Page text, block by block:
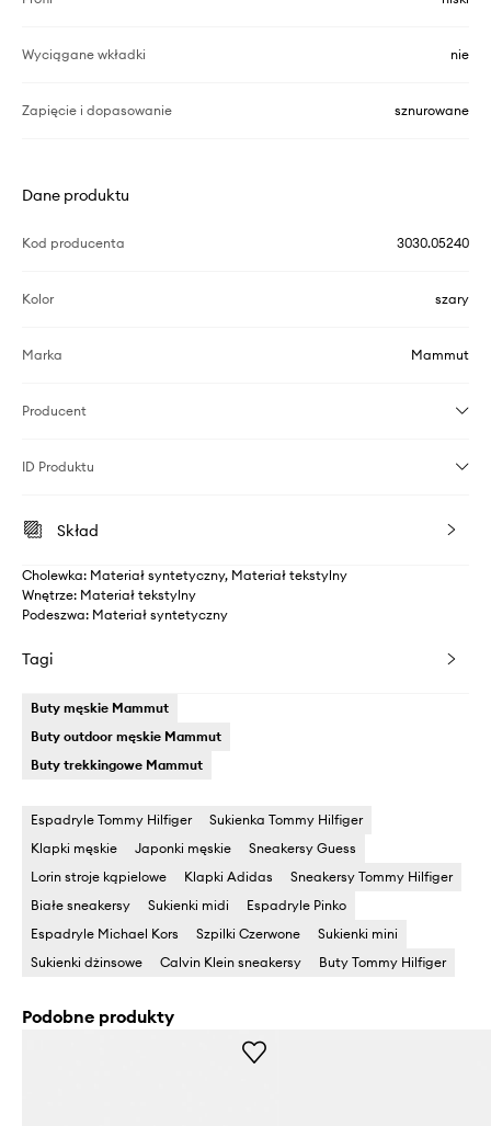
Wyciągane wkładki nie
Zapięcie i dopasowanie sznurowane
Dane produktu
Kod producenta 3030.05240
Kolor szary
Marka Mammut
Producent
ID Produktu
Skład
Cholewka: Materiał syntetyczny, Materiał tekstylny
Wnętrze: Materiał tekstylny
Podeszwa: Materiał syntetyczny
Tagi
Buty męskie Mammut
Buty outdoor męskie Mammut
Buty trekkingowe Mammut
Espadryle Tommy Hilfiger
Sukienka Tommy Hilfiger
Klapki męskie
Japonki męskie
Sneakersy Guess
Lorin stroje kąpielowe
Klapki Adidas
Sneakersy Tommy Hilfiger
Białe sneakersy
Sukienki midi
Espadryle Pinko
Espadryle Michael Kors
Szpilki Czerwone
Sukienki mini
Sukienki dżinsowe
Calvin Klein sneakersy Buty Tommy Hilfiger
Podobne produkty